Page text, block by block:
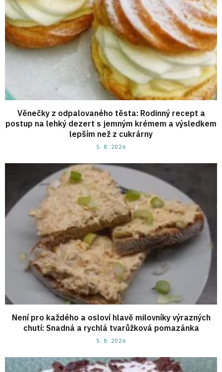
Věnečky z odpalovaného těsta: Rodinný recept a
postup na lehký dezert s jemným krémem a výsledkem
lepším než z cukrárny
5. 8. 2026
Není pro každého a osloví hlavě milovníky výrazných
chutí: Snadná a rychlá tvarůžková pomazánka
5. 8. 2026